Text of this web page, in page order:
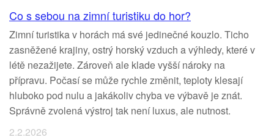
Co s sebou na zimní turistiku do hor?
Zimní turistika v horách má své jedinečné kouzlo. Ticho
zasněžené krajiny, ostrý horský vzduch a výhledy, které v
létě nezažijete. Zároveň ale klade vyšší nároky na
přípravu. Počasí se může rychle změnit, teploty klesají
hluboko pod nulu a jakákoliv chyba ve výbavě je znát.
Správně zvolená výstroj tak není luxus, ale nutnost.
2.2.2026